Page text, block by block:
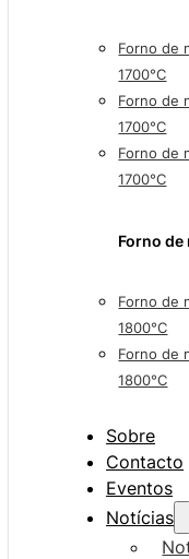
Forno de
1700°C
Forno de
1700°C
Forno de
1700°C
Forno de
Forno de
1800°C
Forno de
1800°C
Sobre
Contacto
Eventos
Notícias